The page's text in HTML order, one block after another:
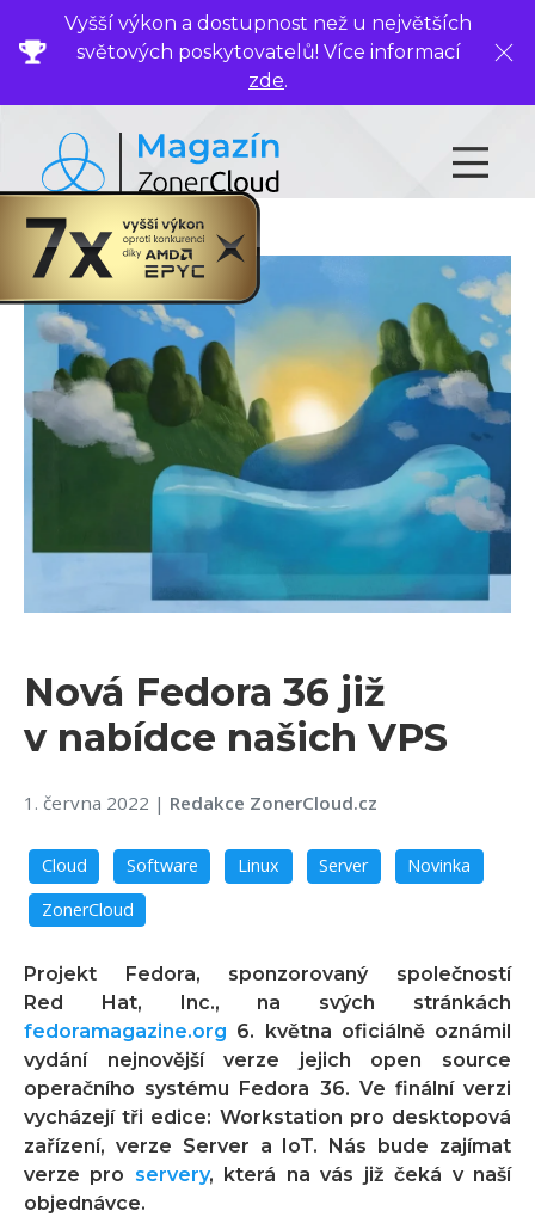
Vyšší výkon a dostupnost než u největších
světových poskytovatelů! Více informací
zde.
Nová Fedora 36 již
v nabídce našich VPS
1. června 2022 | Redakce ZonerCloud.cz
Cloud Software Linux Server
Novinka
ZonerCloud
Projekt Fedora, sponzorovaný společností
Red Hat, Inc., na svých stránkách
fedoramagazine.org 6. května oficiálně oznámil
vydání nejnovější verze jejich open source
operačního systému Fedora 36. Ve finální verzi
vycházejí tři edice: Workstation pro desktopová
zařízení, verze Server a IoT. Nás bude zajímat
verze pro servery, která na vás již čeká v naší
objednávce.